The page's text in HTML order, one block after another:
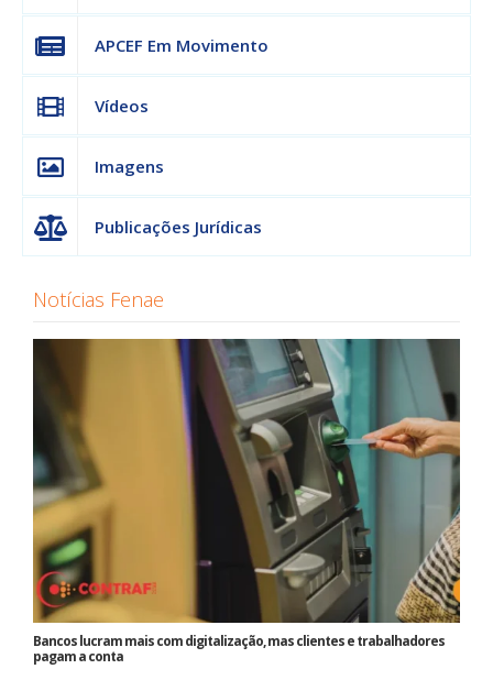
APCEF Em Movimento
Vídeos
Imagens
Publicações Jurídicas
Notícias Fenae
Bancos lucram mais com digitalização, mas clientes e trabalhadores
pagam a conta